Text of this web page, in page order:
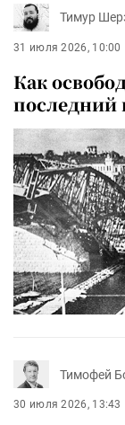
Тимур
31 июля 2026, 10:00
Как
последний
Тимофей
30 июля 2026, 13:43